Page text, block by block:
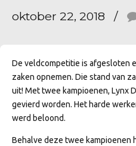
oktober 22, 2018
De veldcompetitie is afgesloten
zaken opnemen. Die stand van
uit! Met twee kampioenen, Lynx
gevierd worden. Het harde
werd beloond.
Behalve deze twee kampioenen